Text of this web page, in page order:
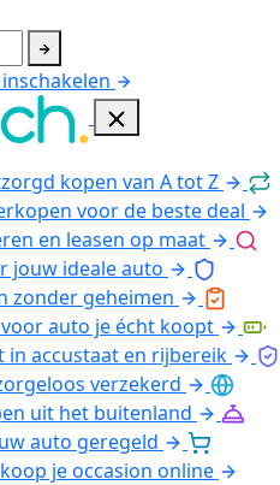
kopen van A tot Z
voor de beste deal
en leasen op maat
jouw ideale auto
zonder geheimen
auto je écht koopt
in accustaat en rijbereik
verzekerd
uit het buitenland
auto geregeld
je occasion online